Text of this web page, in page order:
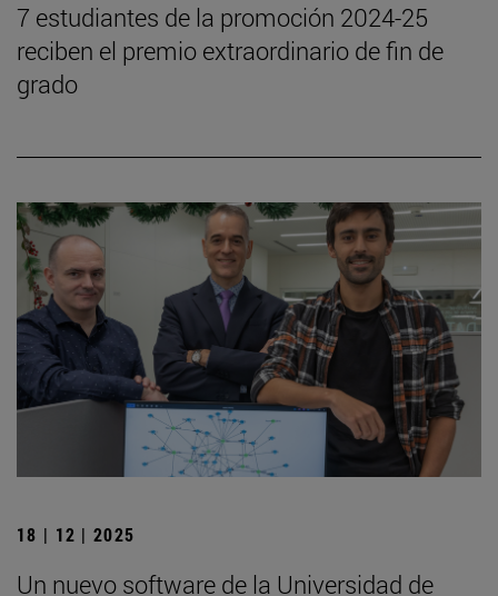
7 estudiantes de la promoción 2024-25
reciben el premio extraordinario de fin de
grado
18 | 12 | 2025
Un nuevo software de la Universidad de